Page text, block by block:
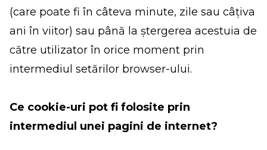
(care poate fi în câteva minute, zile sau câțiva
ani în viitor) sau până la ștergerea acestuia de
către utilizator în orice moment prin
intermediul setărilor browser-ului.
Ce cookie-uri pot fi folosite prin
intermediul unei pagini de internet?